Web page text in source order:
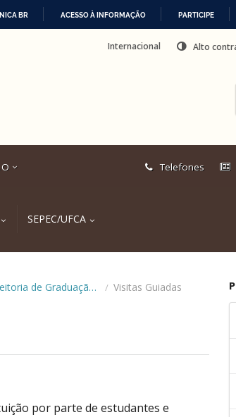
BR ACESSO À INFORMAÇÃO PARTICIPE
Internacional Alto
Link
Telefones
SEPEC/UFCA
Pró-Reitoria de Graduação (Prograd) / Visitas Guiadas
por parte de estudantes e